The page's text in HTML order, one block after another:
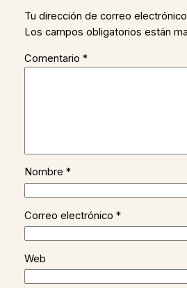
Tu dirección de correo
Los campos obligatorios están
Comentario *
Nombre *
Correo electrónico *
Web